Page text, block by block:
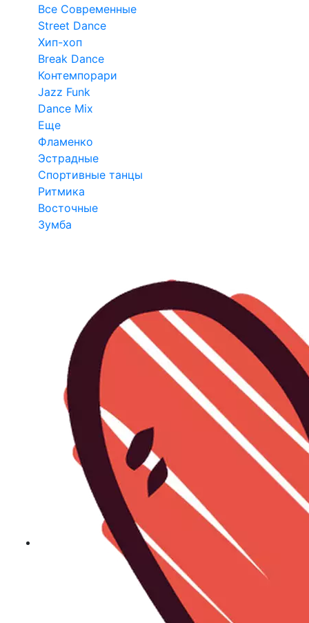
Все Современные
Street Dance
Хип-хоп
Break Dance
Контемпорари
Jazz Funk
Dance Mix
Еще
Фламенко
Эстрадные
Спортивные танцы
Ритмика
Восточные
Зумба